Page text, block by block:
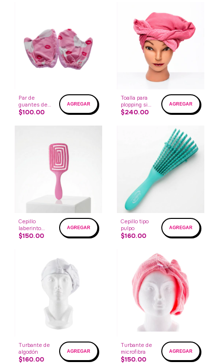
Par de
guantes de
secado
$100.00
Toalla para
plopping sin
estampado
$240.00
Cepillo
laberinto
cuadrado
$150.00
Cepillo tipo
pulpo
$160.00
Turbante de
algodón
$160.00
Turbante de
microfibra
$150.00